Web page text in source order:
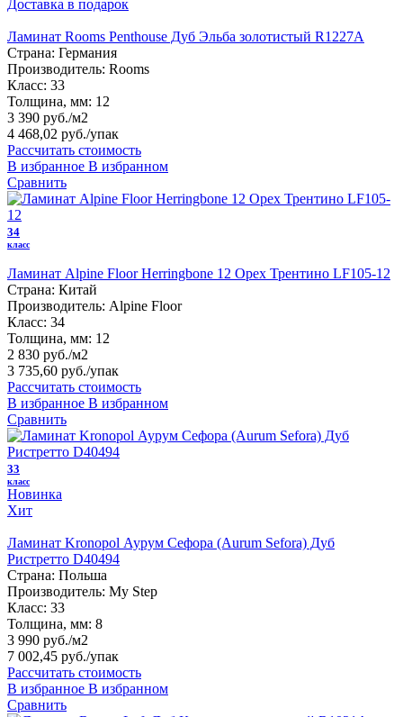
Доставка в подарок
Ламинат Rooms Penthouse Дуб Эльба золотистый R1227А
Страна: Германия
Производитель: Rooms
Класс: 33
Толщина, мм: 12
3 390 руб./м2
4 468,02 руб./упак
Рассчитать стоимость
В избранное В избранном
Сравнить
34
класс
Ламинат Alpine Floor Herringbone 12 Орех Трентино LF105-12
Страна: Китай
Производитель: Alpine Floor
Класс: 34
Толщина, мм: 12
2 830 руб./м2
3 735,60 руб./упак
Рассчитать стоимость
В избранное В избранном
Сравнить
33
класс
Новинка
Хит
Ламинат Kronopol Аурум Сефора (Aurum Sefora) Дуб
Ристретто D40494
Страна: Польша
Производитель: My Step
Класс: 33
Толщина, мм: 8
3 990 руб./м2
7 002,45 руб./упак
Рассчитать стоимость
В избранное В избранном
Сравнить